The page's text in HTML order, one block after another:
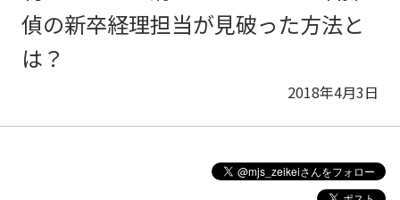
偵の新卒経理担当が見破った方法と
は？
2018年4月3日